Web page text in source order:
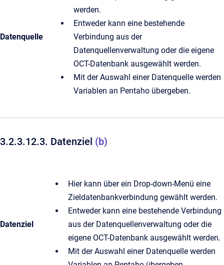
Datenquelle
werden.
Entweder kann eine bestehende
Verbindung aus der
Datenquellenverwaltung oder die eigene
OCT-Datenbank ausgewählt werden.
Mit der Auswahl einer Datenquelle werden
Variablen an Pentaho übergeben.
3.2.3.12.3. Datenziel (b)
Datenziel
Hier kann über ein Drop-down-Menü eine
Zieldatenbankverbindung gewählt werden.
Entweder kann eine bestehende Verbindung
aus der Datenquellenverwaltung oder die
eigene OCT-Datenbank ausgewählt werden.
Mit der Auswahl einer Datenquelle werden